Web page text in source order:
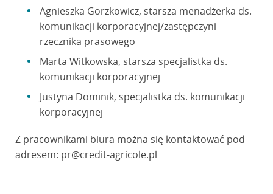
Agnieszka Gorzkowicz, starsza menadżerka ds.
komunikacji korporacyjnej/zastępczyni
rzecznika prasowego
Marta Witkowska, starsza specjalistka ds.
komunikacji korporacyjnej
Justyna Dominik, specjalistka ds. komunikacji
korporacyjnej
Z pracownikami biura można się kontaktować pod
adresem: pr@credit-agricole.pl